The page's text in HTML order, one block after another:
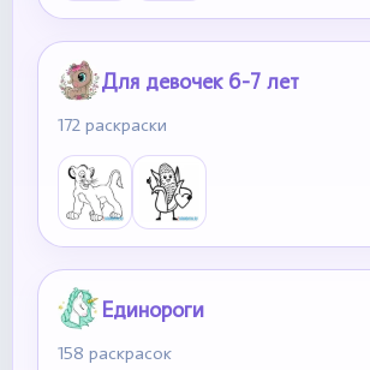
Для девочек 6-7 лет
172 раскраски
Единороги
158 раскрасок